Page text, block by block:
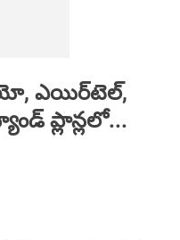
జియో, ఎయిర్‌టెల్‌,
ప్లాన్లలో...